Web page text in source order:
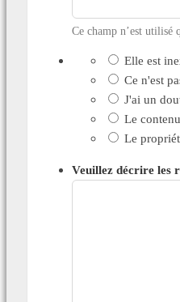
Ce champ n’est utilisé
Elle est
Ce n'est
J'ai un
Le
Le
Veuillez décrire les